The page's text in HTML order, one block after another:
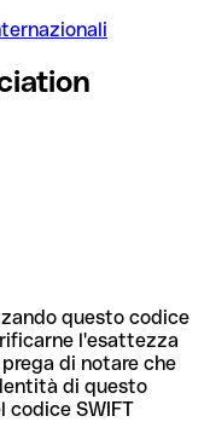
questo codice
l'esattezza
di notare che
di questo
SWIFT